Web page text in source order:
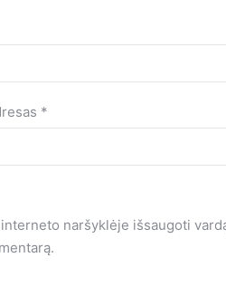
*
naršyklėje išsaugoti